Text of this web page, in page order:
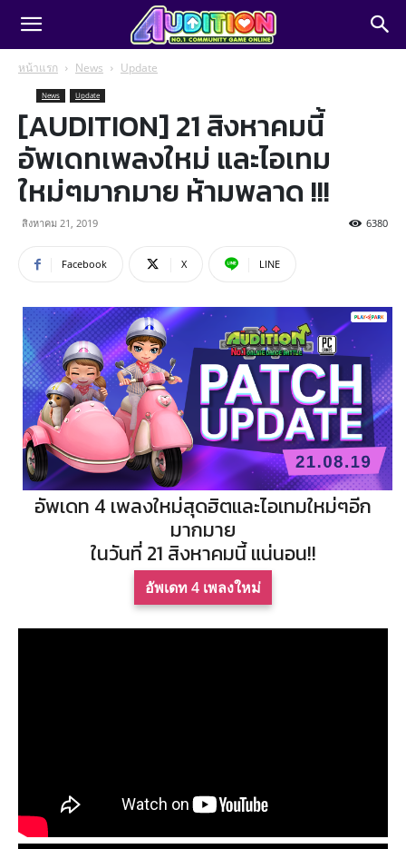
หน้าแรก News Update
News Update
[AUDITION] 21 สิงหาคมนี้
อัพเดทเพลงใหม่ และไอเทม
ใหม่ๆมากมาย ห้ามพลาด !!!
สิงหาคม 21, 2019 6380
Facebook X LINE
อัพเดท 4 เพลงใหม่สุดฮิตและไอเทมใหม่ๆอีก
มากมาย
ในวันที่ 21 สิงหาคมนี้ แน่นอน!!
อัพเดท 4 เพลงใหม่